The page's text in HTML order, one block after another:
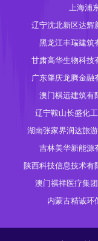
上海浦
辽宁沈北新区达辉
黑龙江丰瑞建筑
甘肃高华生物科技
广东肇庆龙腾金融
澳门棋远建筑有
辽宁鞍山长盛化
湖南张家界润达旅
吉林美华新能源
陕西科技信息技术有
澳门祺祥医疗集
内蒙古精诚环